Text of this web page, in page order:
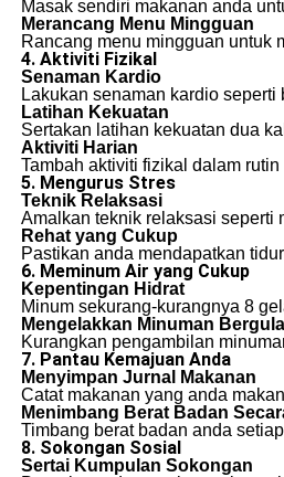
Masak sendiri makanan anda
Merancang Menu Mingguan
Rancang menu mingguan untuk
4. Aktiviti Fizikal
Senaman Kardio
Lakukan senaman kardio
Latihan Kekuatan
Sertakan latihan kekuatan dua
Aktiviti Harian
Tambah aktiviti fizikal dalam
5. Mengurus Stres
Teknik Relaksasi
Amalkan teknik relaksasi seperti
Rehat yang Cukup
Pastikan anda mendapatkan
6. Meminum Air yang Cukup
Kepentingan Hidrat
Minum sekurang-kurangnya 8
Mengelakkan Minuman Bergula
Kurangkan pengambilan
7. Pantau Kemajuan Anda
Menyimpan Jurnal Makanan
Catat makanan yang anda
Menimbang Berat Badan
Timbang berat badan anda
8. Sokongan Sosial
Sertai Kumpulan Sokongan